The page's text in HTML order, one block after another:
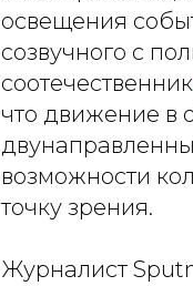
освещения
созвучного с
соотечественник
что движение в
возможности
точку зрения.
Журналист